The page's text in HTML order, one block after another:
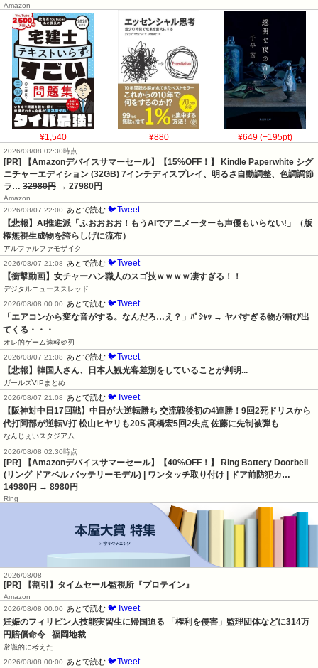
Amazon
¥1,540 ¥880 ¥649 (+195pt)
2026/08/08 02:30時点
[PR] 【Amazonデバイスサマーセール】【15%OFF！】 Kindle Paperwhite シグ
ニチャーエディション (32GB) 7インチディスプレイ、明るさ自動調整、色調調節
ラ… 32980円 → 27980円
Amazon
2026/08/07 22:00 あとで読む 🐦Tweet
【悲報】AI推進派「ふおおおお！もうAIでアニメーターも声優もいらない!」（版
権無視生成物を誇らしげに流布）
アルファルファモザイク
2026/08/07 21:08 あとで読む 🐦Tweet
【衝撃動画】女チャーハン職人のスゴ技ｗｗｗｗ凄すぎる！！
デジタルニューススレッド
2026/08/08 00:00 あとで読む 🐦Tweet
「エアコンから変な音がする。なんだろ…え？」ﾊﾟｼｬｯ → ヤバすぎる物が飛び出
てくる・・・
オレ的ゲーム速報＠刃
2026/08/07 21:08 あとで読む 🐦Tweet
【悲報】韓国人さん、日本人観光客差別をしていることが判明...
ガールズVIPまとめ
2026/08/07 21:08 あとで読む 🐦Tweet
【阪神対中日17回戦】中日が大逆転勝ち 交流戦後初の4連勝！9回2死ドリスから
代打阿部が逆転V打 松山ヒヤリも20S 髙橋宏5回2失点 佐藤に先制被弾も
なんじぇいスタジアム
2026/08/08 02:30時点
[PR] 【Amazonデバイスサマーセール】【40%OFF！】 Ring Battery Doorbell
(リング ドアベル バッテリーモデル) | ワンタッチ取り付け | ドア前防犯カ…
14980円 → 8980円
Ring
2026/08/08
[PR] 【割引】タイムセール監視所『プロテイン』
Amazon
2026/08/08 00:00
あとで読む 🐦Tweet
妊娠のフィリピン人技能実習生に帰国迫る 「権利を侵害」監理団体などに314万
円賠償命令   福岡地裁
常識的に考えた
2026/08/08 00:00
あとで読む 🐦Tweet